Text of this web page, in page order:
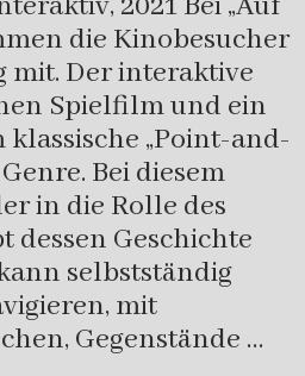
die Kinobesucher
Der interaktive
Spielfilm und ein
„Point-and-
Bei diesem
in die Rolle des
dessen Geschichte
selbstständig
mit
Gegenstände …